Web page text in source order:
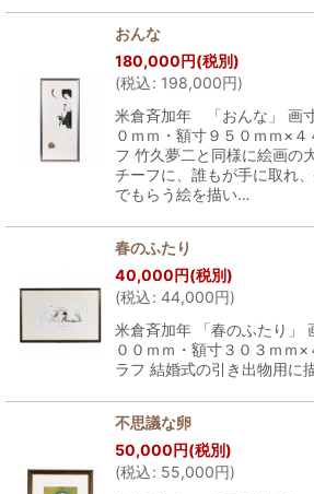
おんな
180,000円(税別)
(税込: 198,000円)
米倉斉加年 「おんな」 画
０ｍｍ・額寸９５０ｍｍ×４
フ 竹久夢二と同様に絵画の
チーフに、誰もが手に取れ
でもらう絵を描い…
春のふたり
40,000円(税別)
(税込: 44,000円)
米倉斉加年 「春のふたり」
００ｍｍ・額寸３０３ｍｍ
ラフ 結婚式の引き出物用に
不思議な卵
50,000円(税別)
(税込: 55,000円)